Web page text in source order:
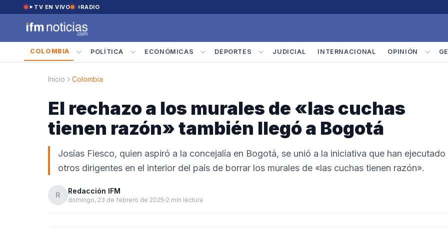
Saltar al contenido
TV EN VIVO RADIO
COLOMBIA POLÍTICA ECONÓMICAS DEPORTES JUDICIAL INTERNACIONAL OPINIÓN
Inicio Colombia
El rechazo a los murales de «las cuchas
tienen razón» también llegó a Bogotá
Josías Fiesco, quien aspiró a la concejalía en Bogotá, se unió a la iniciativa que han ejecutado
otros dirigentes en el interior del país de borrar los murales de «las cuchas tienen razón».
R Redacción IFM
domingo, 23 de febrero de 2025 2 min lectura